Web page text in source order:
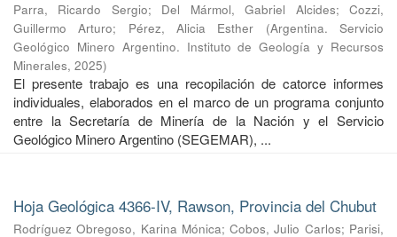
Parra, Ricardo Sergio; Del Mármol, Gabriel Alcides;Cozzi,
Guillermo Arturo; Pérez, Alicia Esther (Argentina. Servicio
Geológico Minero Argentino. Instituto de Geología y Recursos
Minerales, 2025)
El presente trabajo es una recopilación de catorce informes
individuales, elaborados en el marco de un programa conjunto
entre la Secretaría de Minería de la Nación y el Servicio
Geológico Minero Argentino (SEGEMAR), ...
Hoja Geológica 4366-IV, Rawson, Provincia del Chubut
Rodríguez Obregoso, Karina Mónica;Cobos, Julio Carlos; Parisi,